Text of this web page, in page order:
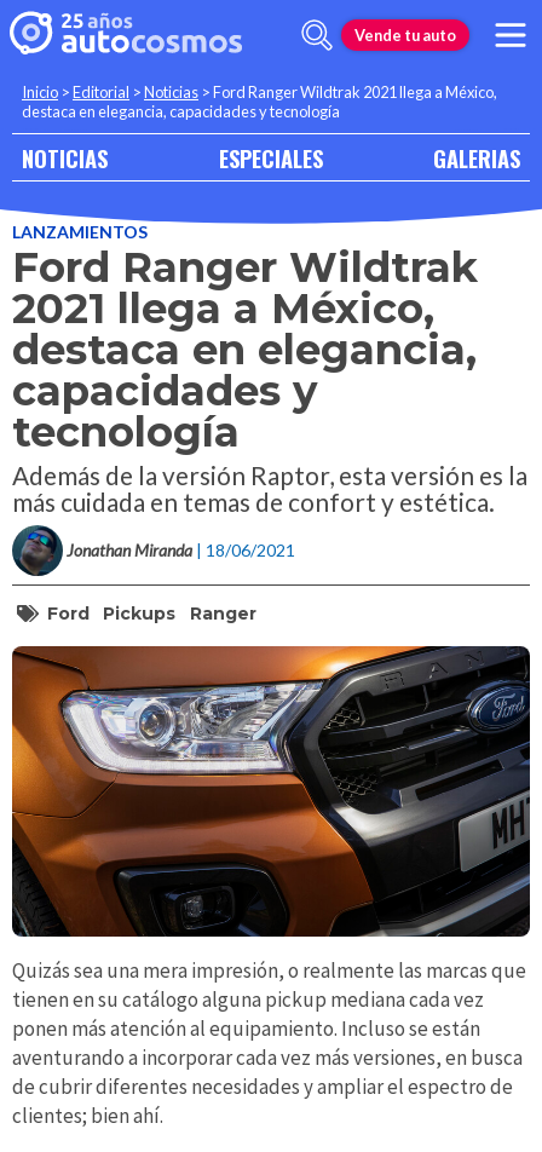
Vende tu auto
Inicio >Editorial >Noticias >Ford Ranger Wildtrak 2021 llega a México,
destaca en elegancia, capacidades y tecnología
NOTICIAS ESPECIALES GALERIAS
LANZAMIENTOS
Ford Ranger Wildtrak
2021 llega a México,
destaca en elegancia,
capacidades y
tecnología
Además de la versión Raptor, esta versión es la
más cuidada en temas de confort y estética.
Jonathan Miranda | 18/06/2021
Ford Pickups Ranger
Quizás sea una mera impresión, o realmente las marcas que
tienen en su catálogo alguna pickup mediana cada vez
ponen más atención al equipamiento. Incluso se están
aventurando a incorporar cada vez más versiones, en busca
de cubrir diferentes necesidades y ampliar el espectro de
clientes; bien ahí.